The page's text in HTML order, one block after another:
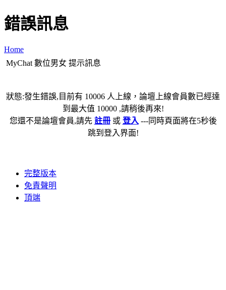
錯誤訊息
Home
MyChat 數位男女 提示訊息
狀態:發生錯誤,目前有 10006 人上線，論壇上線會員數已經達
到最大值 10000 ,請稍後再來!
您還不是論壇會員,請先 註冊或 登入 ---同時頁面將在5秒後
跳到登入界面!
完整版本
免責聲明
頂端